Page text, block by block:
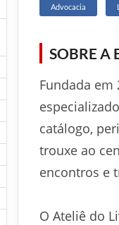
Advocacia
SOBRE A
Fundada em
catálogo,
trouxe ao
encontros e
O Ateliê do